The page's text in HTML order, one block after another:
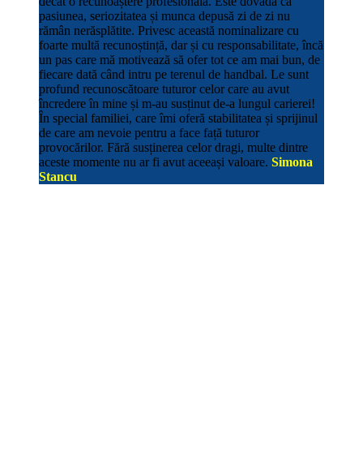
pasiunea, seriozitatea și munca depusă zi de zi nu
rămân nerăsplătite. Privesc această nominalizare cu
foarte multă recunoștință, dar și cu responsabilitate, încă
un pas care mă motivează să ofer tot ce am mai bun, de
fiecare dată când intru pe terenul de handbal. Le sunt
profund recunoscătoare tuturor celor care au avut
încredere în mine și m-au susținut de-a lungul carierei!
În special familiei, care îmi oferă stabilitatea și sprijinul
de care am nevoie pentru a face față tuturor
provocărilor. Fără susținerea celor dragi, multe dintre
aceste momente nu ar fi avut aceeași valoare. Simona
Stancu